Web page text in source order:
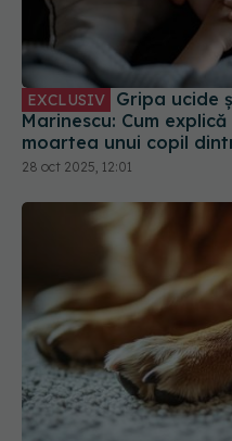
EXCLUSIV
Marinescu: Cum
moartea unui copil
28 oct 2025, 12:01